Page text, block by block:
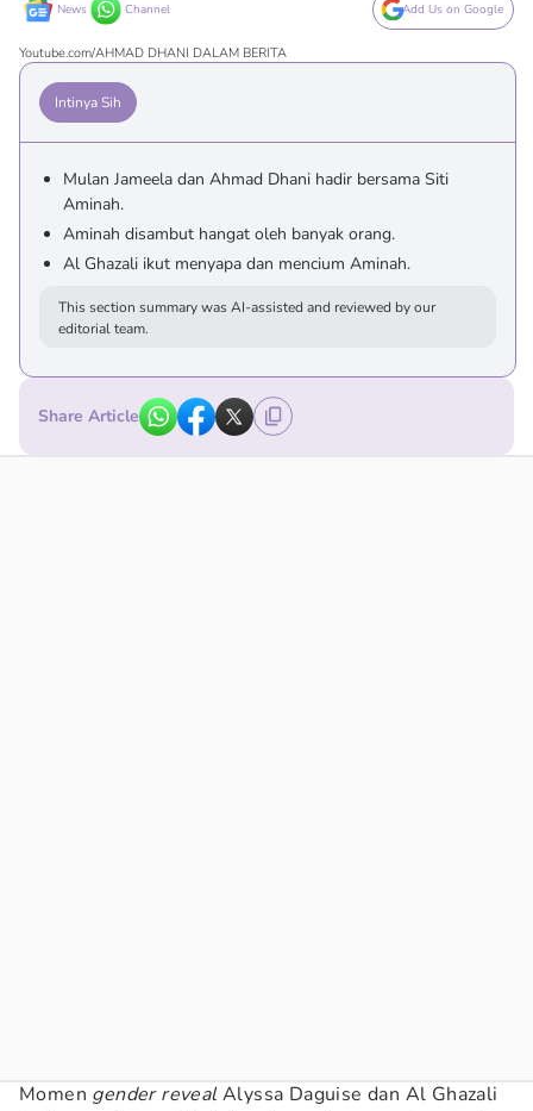
News Channel Add Us on Google
Youtube.com/AHMAD DHANI DALAM BERITA
Intinya Sih
Mulan Jameela dan Ahmad Dhani hadir bersama Siti
Aminah.
Aminah disambut hangat oleh banyak orang.
Al Ghazali ikut menyapa dan mencium Aminah.
This section summary was AI-assisted and reviewed by our
editorial team.
Share Article
Momen gender revealAlyssa Daguise dan Al Ghazali